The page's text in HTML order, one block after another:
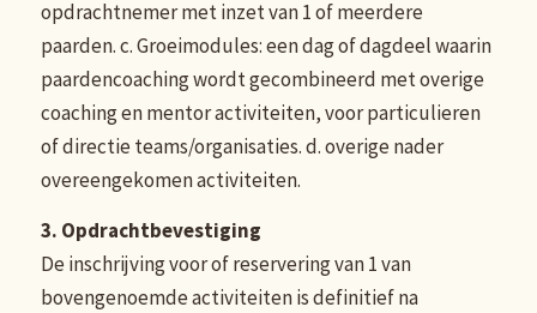
opdrachtnemer met inzet van 1 of meerdere
paarden. c. Groeimodules: een dag of dagdeel waarin
paardencoaching wordt gecombineerd met overige
coaching en mentor activiteiten, voor particulieren
of directie teams/organisaties. d. overige nader
overeengekomen activiteiten.
3. Opdrachtbevestiging
De inschrijving voor of reservering van 1 van
bovengenoemde activiteiten is definitief na